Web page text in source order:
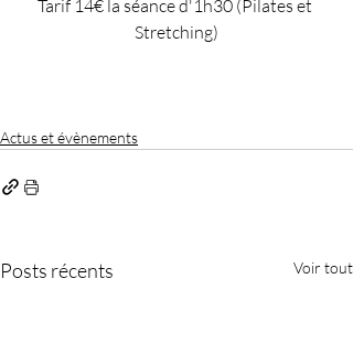
Tarif 14€ la séance d'1h30 (Pilates et
Stretching)
Actus et évènements
Posts récents Voir tout